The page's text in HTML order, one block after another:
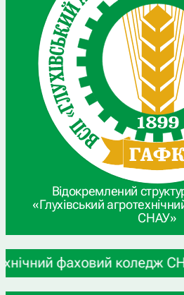
Відокремлений
«Глухівський
СНАУ»
коледж СНАУ»